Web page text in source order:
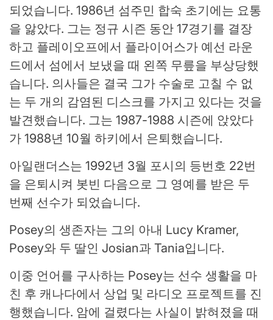
되었습니다. 1986년 섬주민 합숙 초기에는 요통
을 앓았다. 그는 정규 시즌 동안 17경기를 결장
하고 플레이오프에서 플라이어스가 예선 라운
드에서 섬에서 보냈을 때 왼쪽 무릎을 부상당했
습니다. 의사들은 결국 그가 수술로 고칠 수 없
는 두 개의 감염된 디스크를 가지고 있다는 것을
발견했습니다. 그는 1987-1988 시즌에 앉았다
가 1988년 10월 하키에서 은퇴했습니다.
아일랜더스는 1992년 3월 포시의 등번호 22번
을 은퇴시켜 봇빈 다음으로 그 영예를 받은 두
번째 선수가 되었습니다.
Posey의 생존자는 그의 아내 Lucy Kramer,
Posey와 두 딸인 Josian과 Tania입니다.
이중 언어를 구사하는 Posey는 선수 생활을 마
친 후 캐나다에서 상업 및 라디오 프로젝트를 진
행했습니다. 암에 걸렸다는 사실이 밝혀졌을 때